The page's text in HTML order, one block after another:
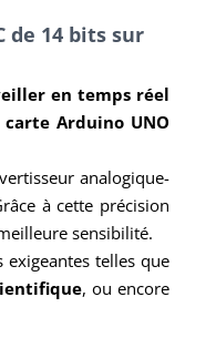
de 14 bits sur
en temps réel
Arduino UNO
analogique-
à cette précision
sensibilité.
telles que
, ou encore